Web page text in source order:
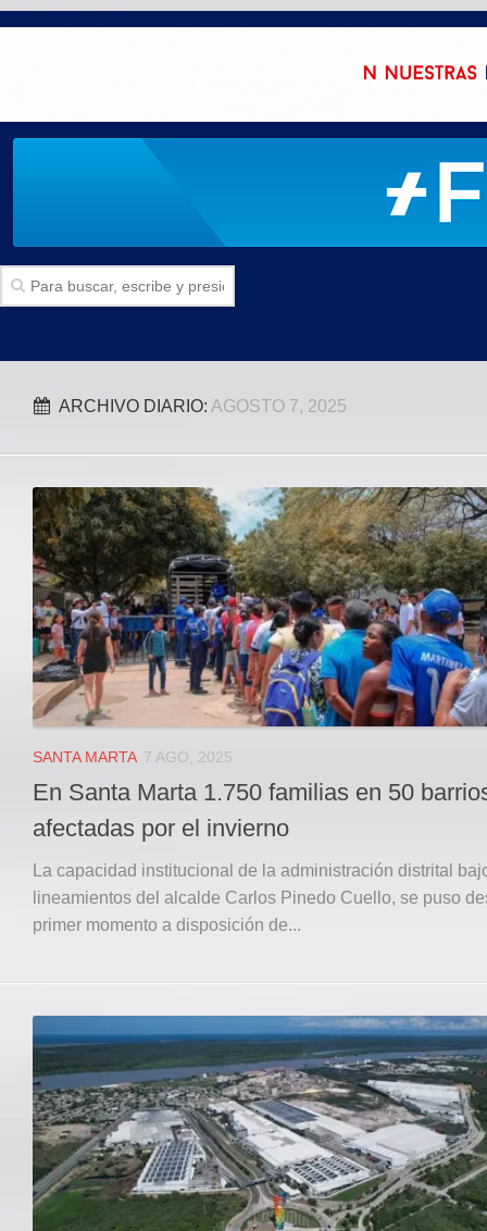
SECCIONES
Politica
Local
Deportes
JUDICIAL
ÁREA METROPOLITANA
REGIONAL
DEPARTAMENTAL
Internacional
Instagram
Registro ISSN: 2711-3299
ARCHIVO DIARIO: AGOSTO 7, 2025
SANTA MARTA 7 AGO, 2025
En Santa Marta 1.750 familias en 50
afectadas por el invierno
La capacidad institucional de la administración distrital
lineamientos del alcalde Carlos Pinedo Cuello, se puso
primer momento a disposición de...